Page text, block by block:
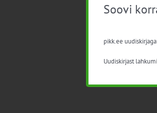
Soovi
pikk.ee
Uudiskirjast